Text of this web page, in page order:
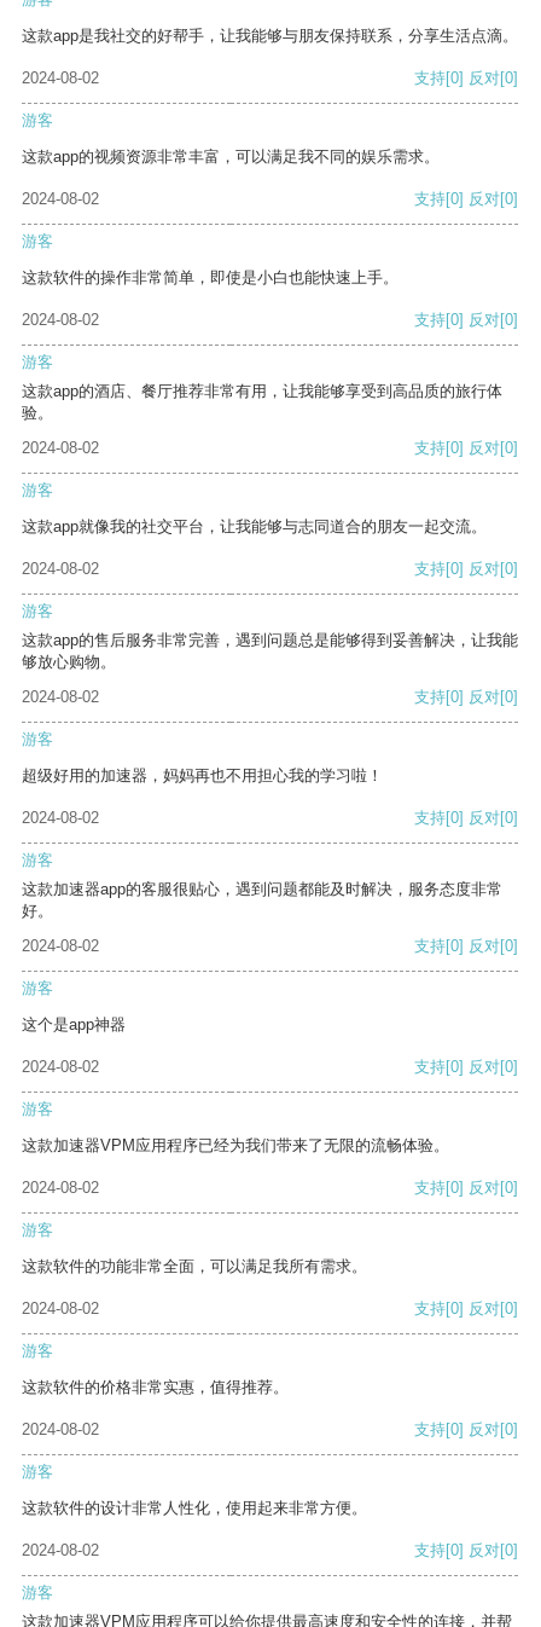
这款app是我社交的好帮手，让我能够与朋友保持联系，分享生活点滴。
2024-08-02 支持[0] 反对[0]
游客
这款app的视频资源非常丰富，可以满足我不同的娱乐需求。
2024-08-02 支持[0] 反对[0]
游客
这款软件的操作非常简单，即使是小白也能快速上手。
2024-08-02 支持[0] 反对[0]
游客
这款app的酒店、餐厅推荐非常有用，让我能够享受到高品质的旅行体
验。
2024-08-02
支持[0] 反对[0]
游客
这款app就像我的社交平台，让我能够与志同道合的朋友一起交流。
2024-08-02 支持[0] 反对[0]
游客
这款app的售后服务非常完善，遇到问题总是能够得到妥善解决，让我能
够放心购物。
2024-08-02
支持[0] 反对[0]
游客
超级好用的加速器，妈妈再也不用担心我的学习啦！
2024-08-02 支持[0] 反对[0]
游客
这款加速器app的客服很贴心，遇到问题都能及时解决，服务态度非常
好。
2024-08-02
支持[0] 反对[0]
游客
这个是app神器
2024-08-02 支持[0] 反对[0]
游客
这款加速器VPM应用程序已经为我们带来了无限的流畅体验。
2024-08-02 支持[0] 反对[0]
游客
这款软件的功能非常全面，可以满足我所有需求。
2024-08-02 支持[0] 反对[0]
游客
这款软件的价格非常实惠，值得推荐。
2024-08-02 支持[0] 反对[0]
游客
这款软件的设计非常人性化，使用起来非常方便。
2024-08-02 支持[0] 反对[0]
游客
这款加速器VPM应用程序可以给你提供最高速度和安全性的连接，并帮